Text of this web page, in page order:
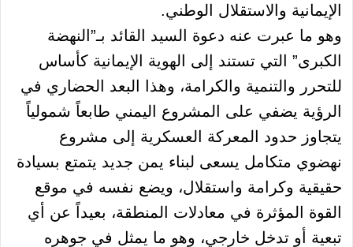
الإيمانية والاستقلال الوطني.
وهو ما عبرت عنه دعوة السيد القائد بـ”النهضة
الكبرى” التي تستند إلى الهوية الإيمانية كأساس
للتحرر والتنمية والكرامة، وهذا البعد الحضاري في
الرؤية يضفي على المشروع اليمني طابعاً شمولياً
يتجاوز حدود المعركة العسكرية إلى مشروع
نهضوي متكامل يسعى لبناء يمن جديد يتمتع بسيادة
حقيقية وكرامة واستقلال، ويضع نفسه في موقع
القوة المؤثرة في معادلات المنطقة، بعيداً عن أي
تبعية أو تدخل خارجي، وهو ما يمثل في جوهره